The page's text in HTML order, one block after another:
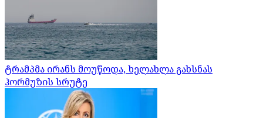
ტრამპმა ირანს მოუწოდა, ხელახლა გახსნას
ჰორმუზის სრუტე